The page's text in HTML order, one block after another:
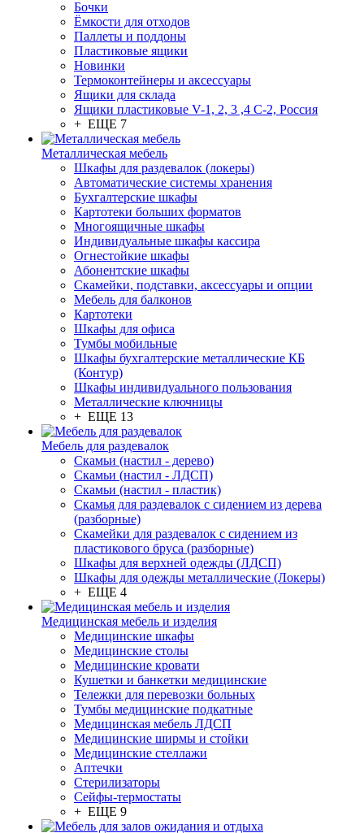
Бочки
Ёмкости для отходов
Паллеты и поддоны
Пластиковые ящики
Новинки
Термоконтейнеры и аксессуары
Ящики для склада
Ящики пластиковые V-1, 2, 3 ,4 С-2, Россия
+ ЕЩЕ 7
Металлическая мебель
Шкафы для раздевалок (локеры)
Автоматические системы хранения
Бухгалтерские шкафы
Картотеки больших форматов
Многоящичные шкафы
Индивидуальные шкафы кассира
Огнестойкие шкафы
Абонентские шкафы
Скамейки, подставки, аксессуары и опции
Мебель для балконов
Картотеки
Шкафы для офиса
Тумбы мобильные
Шкафы бухгалтерские металлические КБ
(Контур)
Шкафы индивидуального пользования
Металлические ключницы
+ ЕЩЕ 13
Мебель для раздевалок
Скамьи (настил - дерево)
Скамьи (настил - ЛДСП)
Скамьи (настил - пластик)
Скамья для раздевалок с сидением из дерева
(разборные)
Скамейки для раздевалок с сидением из
пластикового бруса (разборные)
Шкафы для верхней одежды (ЛДСП)
Шкафы для одежды металлические (Локеры)
+ ЕЩЕ 4
Медицинская мебель и изделия
Медицинские шкафы
Медицинские столы
Медицинские кровати
Кушетки и банкетки медицинские
Тележки для перевозки больных
Тумбы медицинские подкатные
Медицинская мебель ЛДСП
Медицинские ширмы и стойки
Медицинские стеллажи
Аптечки
Стерилизаторы
Сейфы-термостаты
+ ЕЩЕ 9